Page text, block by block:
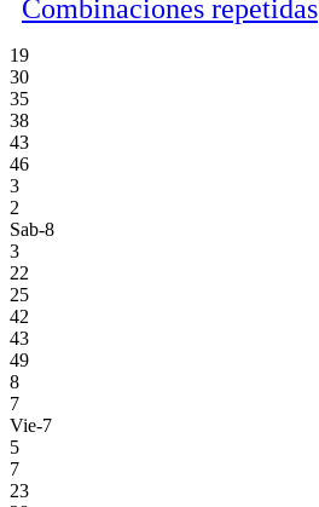
Combinaciones repetidas
19
30
35
38
43
46
3
2
Sab-8
3
22
25
42
43
49
8
7
Vie-7
5
7
23